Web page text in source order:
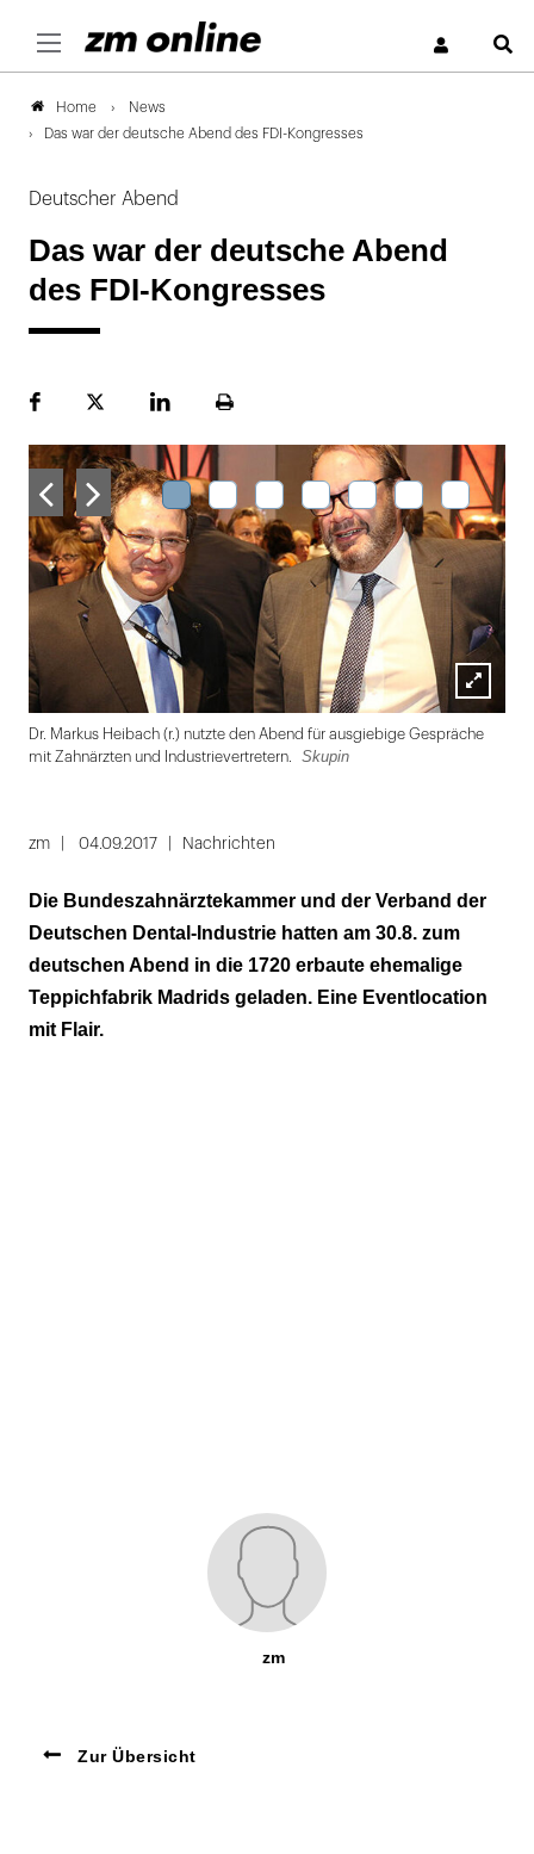
Home
News
Das war der deutsche Abend des FDI-Kongresses
Deutscher Abend
Das war der deutsche Abend
des FDI-Kongresses
FacebookPlattformLinekdInSeite
Lightbox
öffnen
Dr. Markus Heibach (r.) nutzte den Abend für ausgiebige Gespräche
mit Zahnärzten und Industrievertretern.
Skupin
1
7
zm 04.09.2017 Nachrichten
Die Bundeszahnärztekammer und der Verband der
Deutschen Dental-Industrie hatten am 30.8. zum
deutschen Abend in die 1720 erbaute ehemalige
Teppichfabrik Madrids geladen. Eine Eventlocation
mit Flair.
zm
Zur Übersicht